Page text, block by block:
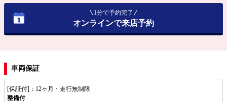
1分で予約完了
オンラインで来店予約
車両保証
[保証付]：12ヶ月・走行無制限
整備付